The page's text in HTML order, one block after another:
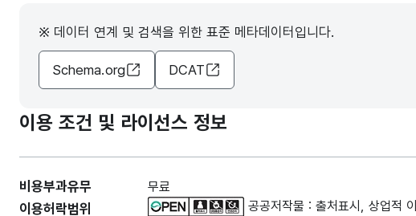
※ 데이터 연계 및 검색을 위한 표준 메타데이터입니다.
Schema.org DCAT
이용 조건 및 라이선스 정보
비용부과유무 무료
이용허락범위 공공저작물 : 출처표시, 상업적